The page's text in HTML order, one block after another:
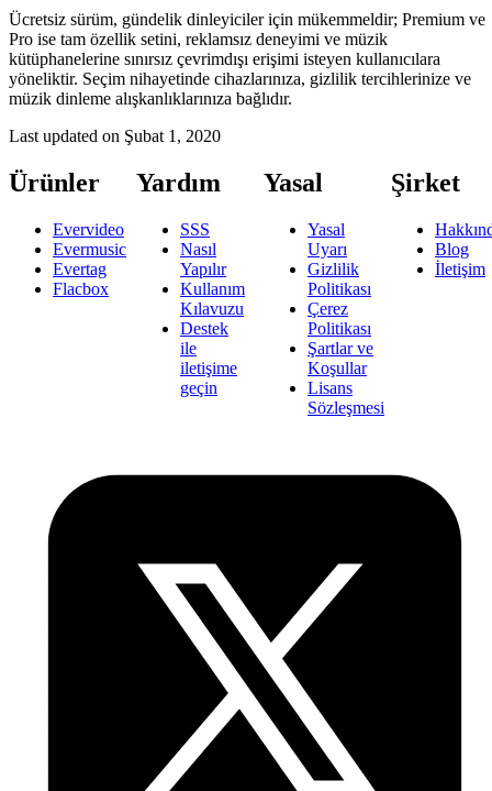
Ücretsiz sürüm, gündelik dinleyiciler için mükemmeldir; Premium ve
Pro ise tam özellik setini, reklamsız deneyimi ve müzik
kütüphanelerine sınırsız çevrimdışı erişimi isteyen kullanıcılara
yöneliktir. Seçim nihayetinde cihazlarınıza, gizlilik tercihlerinize ve
müzik dinleme alışkanlıklarınıza bağlıdır.
Last updated on Şubat 1, 2020
Ürünler
Evervideo
Evermusic
Evertag
Flacbox
Yardım
SSS
Nasıl
Yapılır
Kullanım
Kılavuzu
Destek
ile
iletişime
geçin
Yasal
Yasal
Uyarı
Gizlilik
Politikası
Çerez
Politikası
Şartlar ve
Koşullar
Lisans
Sözleşmesi
Şirket
Blog
İletişim